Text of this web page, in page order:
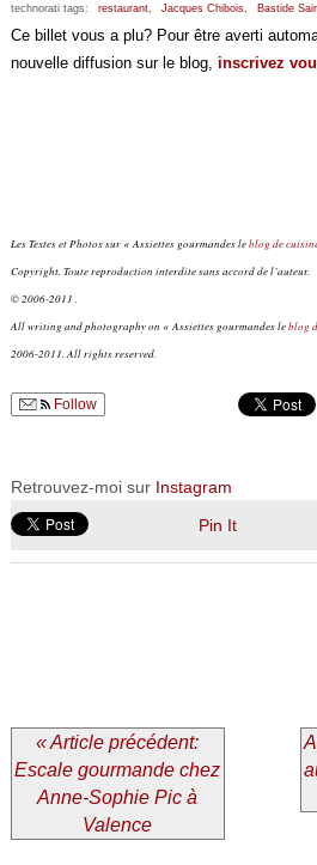
technorati tags: restaurant, Jacques Chibois, Bastide
Ce billet vous a plu? Pour être averti
nouvelle diffusion sur le blog, inscrivez
Les Textes et Photos sur « Assiettes gourmandes leblog de
Copyright. Toute reproduction interdite sans accord de l’auteur.
© 2006-2011 .
All writing and photography on « Assiettes gourmandes leblog
2006-2011. All rights reserved.
Follow
Retrouvez-moi sur Instagram
Pin It
« Article précédent:
Escale gourmande chez
Anne-Sophie Pic à
Valence